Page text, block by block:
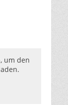
um den